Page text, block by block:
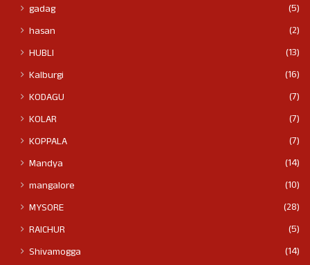
gadag
(5)
hasan
(2)
HUBLI
(13)
Kalburgi
(16)
KODAGU
(7)
KOLAR
(7)
KOPPALA
(7)
Mandya
(14)
mangalore
(10)
MYSORE
(28)
RAICHUR
(5)
Shivamogga
(14)